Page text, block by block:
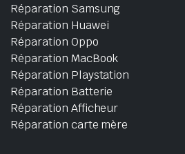
Réparation Samsung
Réparation Huawei
Réparation Oppo
Réparation MacBook
Réparation Playstation
Réparation Batterie
Réparation Afficheur
Réparation carte mère